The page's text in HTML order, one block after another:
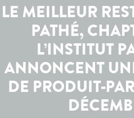
LE MEILLEUR
PATHÉ,
L’INSTITUT
ANNONCENT
DE PRODUIT-